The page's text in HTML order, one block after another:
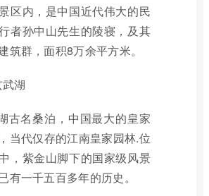
区内，是中国近代伟大的民
者孙中山先生的陵寝，及其
筑群，面积8万余平方米。
湖
古名桑泊，中国最大的皇家
当代仅存的江南皇家园林.位
，紫金山脚下的国家级风景
有一千五百多年的历史。